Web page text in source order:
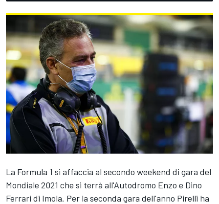
La Formula 1 si affaccia al secondo weekend di gara del
Mondiale 2021 che si terrà all'Autodromo Enzo e Dino
Ferrari di Imola. Per la seconda gara dell'anno Pirelli ha